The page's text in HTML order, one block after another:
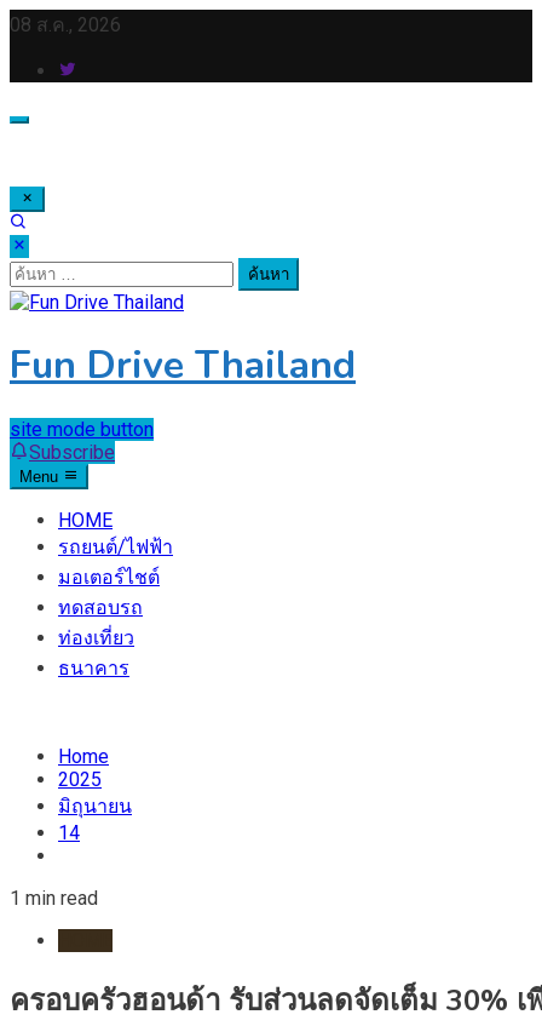
Skip
content
08 ส.ค., 2026
ค้นหา
สำหรับ:
Fun Drive Thailand
site mode button
Subscribe
Menu
HOME
รถยนต์/ไฟฟ้า
มอเตอร์ไชต์
ทดสอบรถ
ท่องเที่ยว
ธนาคาร
Home
2025
มิถุนายน
14
1 min read
ครอบครัวฮอนด้า รับส่วนลดจัดเต็ม 30%